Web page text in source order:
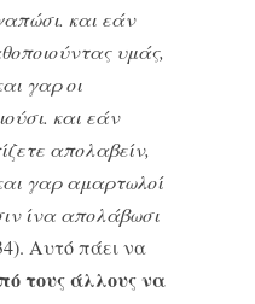
και εάν
υμάς,
γαρ οι
και εάν
απολαβείν,
γαρ αμαρ­τωλοί
ίνα απολάβωσι
Αυτό πάει να
τους άλλους να